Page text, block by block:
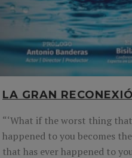
LA GRAN
“‘What if the worst thing
happened to you becomes
that has ever happened to